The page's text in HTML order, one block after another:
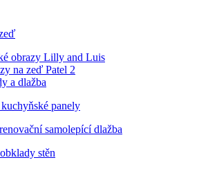
obrazy Lilly and Luis
na zeď Patel 2
a dlažba
panely
samolepící dlažba
stěn